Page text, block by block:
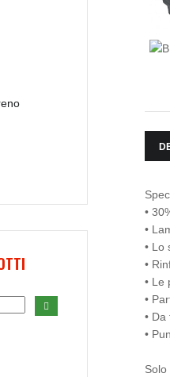
•
•
• Lo
•
• Le
•
•
•
Solo